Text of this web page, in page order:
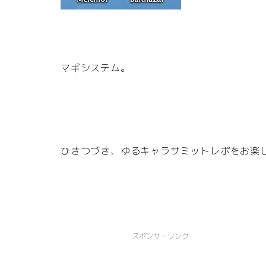
マギシステム。
ひきつづき、ゆるキャラサミットレポをお楽
スポンサーリンク